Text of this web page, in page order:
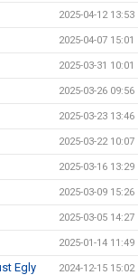
2025-04-12 13:53
2025-04-07 15:01
2025-03-31 10:01
2025-03-26 09:56
2025-03-23 13:46
2025-03-22 10:07
2025-03-16 13:29
2025-03-09 15:26
2025-03-05 14:27
2025-01-14 11:49
Egly 2024-12-15 15:02